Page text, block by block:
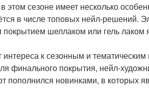
сезоне имеет несколько
в числе топовых нейл-решений.
шеллаком или гель
к сезонным и
финального покрытия, нейл-
пополнился новинками, в которых